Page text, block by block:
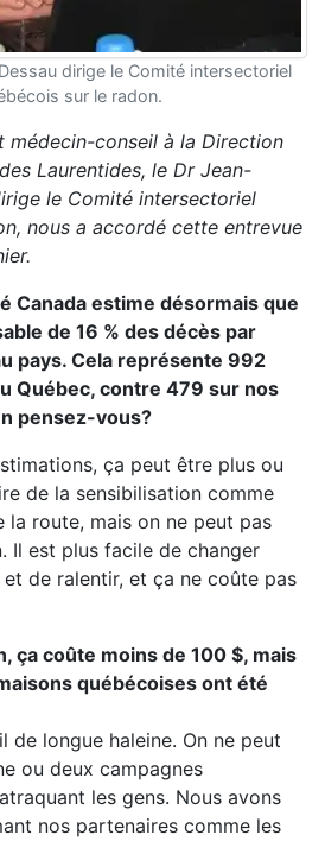
dirige le Comité intersectoriel
sur le radon.
médecin-conseil à la Direction
Laurentides, le Dr Jean-
le Comité intersectoriel
nous a accordé cette entrevue
Canada estime désormais que
de 16 % des décès par
pays. Cela représente 992
Québec, contre 479 sur nos
pensez-vous?
ça peut être plus ou
de la sensibilisation comme
la route, mais on ne peut pas
Il est plus facile de changer
de ralentir, et ça ne coûte pas
ça coûte moins de 100 $, mais
québécoises ont été
de longue haleine. On ne peut
ou deux campagnes
les gens. Nous avons
nos partenaires comme les